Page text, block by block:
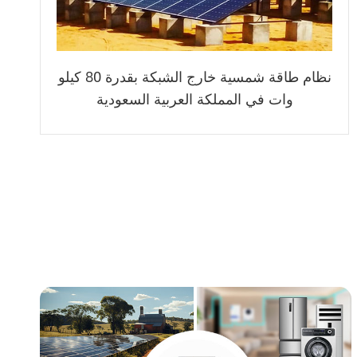
نظام طاقة شمسية خارج الشبكة بقدرة 80 كيلو
وات في المملكة العربية السعودية